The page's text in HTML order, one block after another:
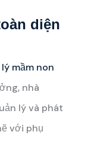
diện
mầm non
nhà
lý và phát
với phụ